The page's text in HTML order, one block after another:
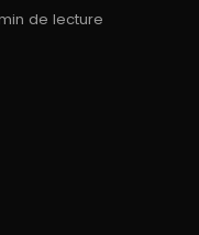
de lecture